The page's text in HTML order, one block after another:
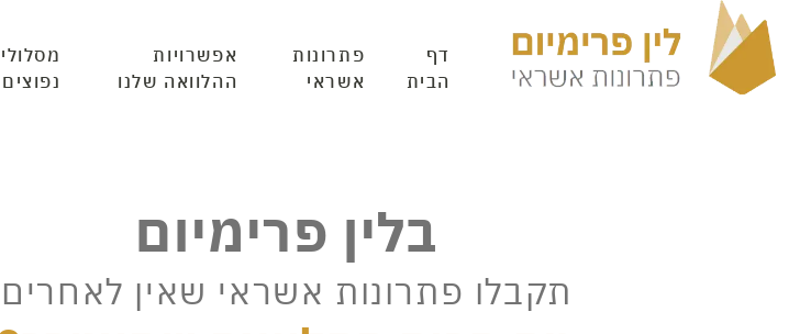
דף
הבית
פתרונות
אשראי
אפשרויות
ההלוואה שלנו
נפוצים
בלין פרימיום
תקבלו פתרונות אשראי שאין לאחרים